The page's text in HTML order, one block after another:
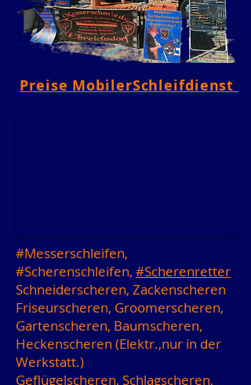
Preise MobilerSchleifdienst
#Messerschleifen,
#Scherenschleifen, #Scherenretter
Schneiderscheren, Zackenscheren
Friseurscheren, Groomerscheren,
Gartenscheren, Baumscheren,
Heckenscheren (Elektr.,nur in der
Werkstatt.)
Geflügelscheren, Schlagscheren,